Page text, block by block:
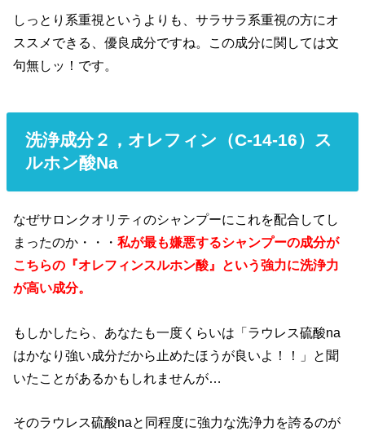
しっとり系重視というよりも、サラサラ系重視の方にオ
ススメできる、優良成分ですね。この成分に関しては文
句無しッ！です。
洗浄成分２， オレフィン（C-14-16）ス
ルホン酸Na
なぜサロンクオリティのシャンプーにこれを配合してし
まったのか・・・私が最も嫌悪するシャンプーの成分が
こちらの『オレフィンスルホン酸』という強力に洗浄力
が高い成分。
もしかしたら、あなたも一度くらいは「ラウレス硫酸na
はかなり強い成分だから止めたほうが良いよ！！」と聞
いたことがあるかもしれませんが…
そのラウレス硫酸naと同程度に強力な洗浄力を誇るのが